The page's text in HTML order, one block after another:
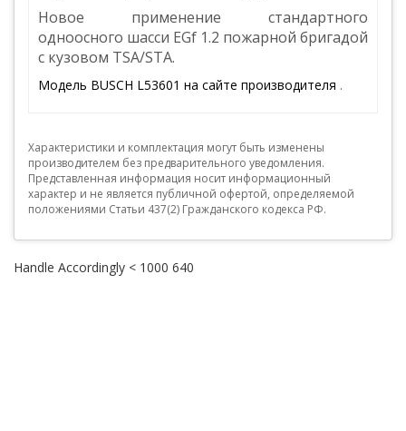
Новое применение стандартного
одноосного шасси EGf 1.2 пожарной бригадой
с кузовом TSA/STA.
Модель BUSCH L53601 на сайте производителя .
Характеристики и комплектация могут быть изменены
производителем без предварительного уведомления.
Представленная информация носит информационный
характер и не является публичной офертой, определяемой
положениями Статьи 437(2) Гражданского кодекса РФ.
Handle Accordingly < 1000 640